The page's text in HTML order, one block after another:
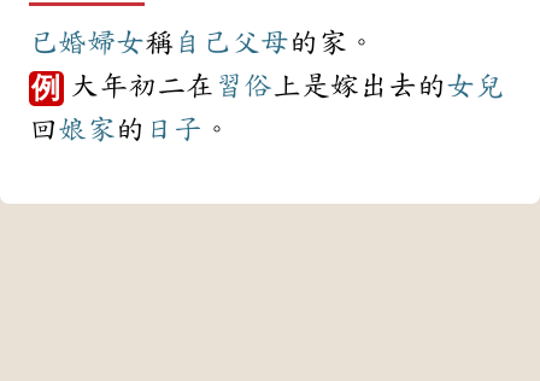
已婚婦女稱 自己 父母的家。
例 大年初二在 習俗 上是嫁出去的女兒
回娘家的 日子 。